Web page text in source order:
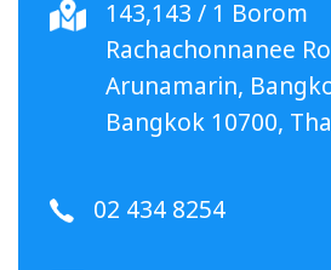
143,143 / 1 Borom
Rachachonnanee
Arunamarin,
Bangkok 10700,
02 434 8254